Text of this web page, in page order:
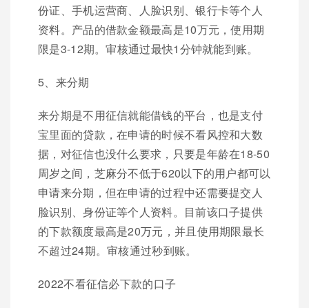
份证、手机运营商、人脸识别、银行卡等个人
资料。产品的借款金额最高是10万元，使用期
限是3-12期。审核通过最快1分钟就能到账。
5、来分期
来分期是不用征信就能借钱的平台，也是支付
宝里面的贷款，在申请的时候不看风控和大数
据，对征信也没什么要求，只要是年龄在18-50
周岁之间，芝麻分不低于620以下的用户都可以
申请来分期，但在申请的过程中还需要提交人
脸识别、身份证等个人资料。目前该口子提供
的下款额度最高是20万元，并且使用期限最长
不超过24期。审核通过秒到账。
2022不看征信必下款的口子